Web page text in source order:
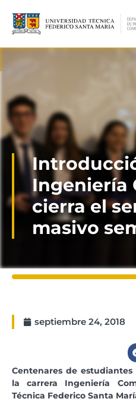
Ingeniería
cierra el
masivo
septiembre 24, 2018
Centenares de
la carrera Ingeniería
Técnica Federico Santa